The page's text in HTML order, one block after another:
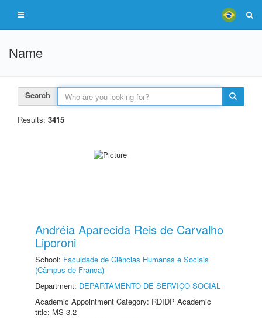
Name
Search
Results: 3415
Andréia Aparecida Reis de Carvalho
Liporoni
School: Faculdade de Ciências Humanas e Sociais
(Câmpus de Franca)
Department: DEPARTAMENTO DE SERVIÇO SOCIAL
Academic Appointment Category: RDIDP Academic
title: MS-3.2